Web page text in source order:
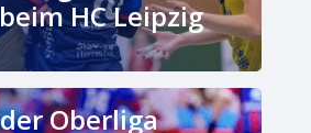
HC Leipzig
Oberliga